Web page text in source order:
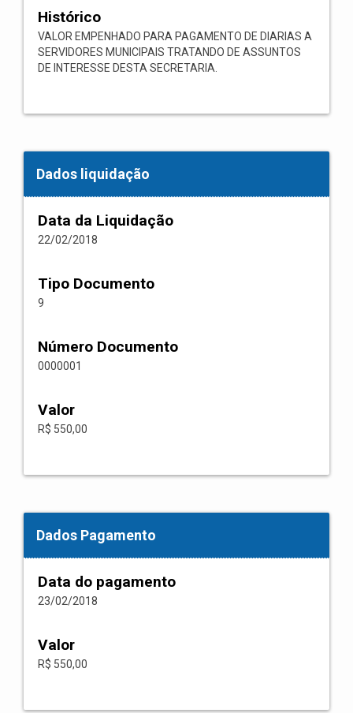
Histórico
VALOR EMPENHADO PARA PAGAMENTO DE DIARIAS A
SERVIDORES MUNICIPAIS TRATANDO DE ASSUNTOS
DE INTERESSE DESTA SECRETARIA.
Dados liquidação
Data da Liquidação
22/02/2018
Tipo Documento
9
Número Documento
0000001
Valor
R$ 550,00
Dados Pagamento
Data do pagamento
23/02/2018
Valor
R$ 550,00